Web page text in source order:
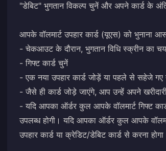
"डेबिट" भुगतान विकल्प चुनें और अपने कार्ड के
आपके वॉलमार्ट उपहार कार्ड (यूएस) को भुनाना
- चेकआउट के दौरान, भुगतान विधि स्क्रीन का
- गिफ्ट कार्ड चुनें
- एक नया उपहार कार्ड जोड़ें या पहले से सहेजे गए
- जैसे ही कार्ड जोड़े जाएंगे, आप उन्हें अपने
- यदि आपका ऑर्डर कुल आपके वॉलमार्ट गिफ्ट
उपलब्ध होगी। यदि आपका ऑर्डर कुल आपके
उपहार कार्ड या क्रेडिट/डेबिट कार्ड से करना